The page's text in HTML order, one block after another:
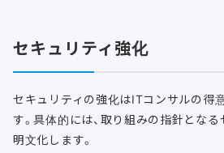
セキュリティ強化
セキュリティの強化はITコンサルの得
す。具体的には、取り組みの指針とな
明文化します。